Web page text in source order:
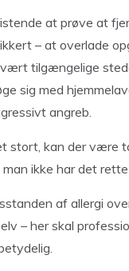
at prøve at
– at overlade
tilgængelige
sig med
angreb.
stort, kan der være
ikke har det
af allergi
– her skal